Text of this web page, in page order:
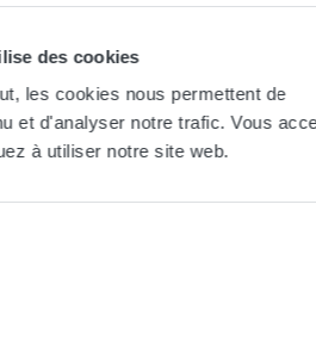
des cookies
les cookies nous permettent de
et d'analyser notre trafic. Vous
à utiliser notre site web.
être utilisé avec différents types
sophistiqués, offrant ainsi une
toute chambre à coucher.
Revêtu d'un tissu de
soutien ferme et uniforme à
épuré et sa construction